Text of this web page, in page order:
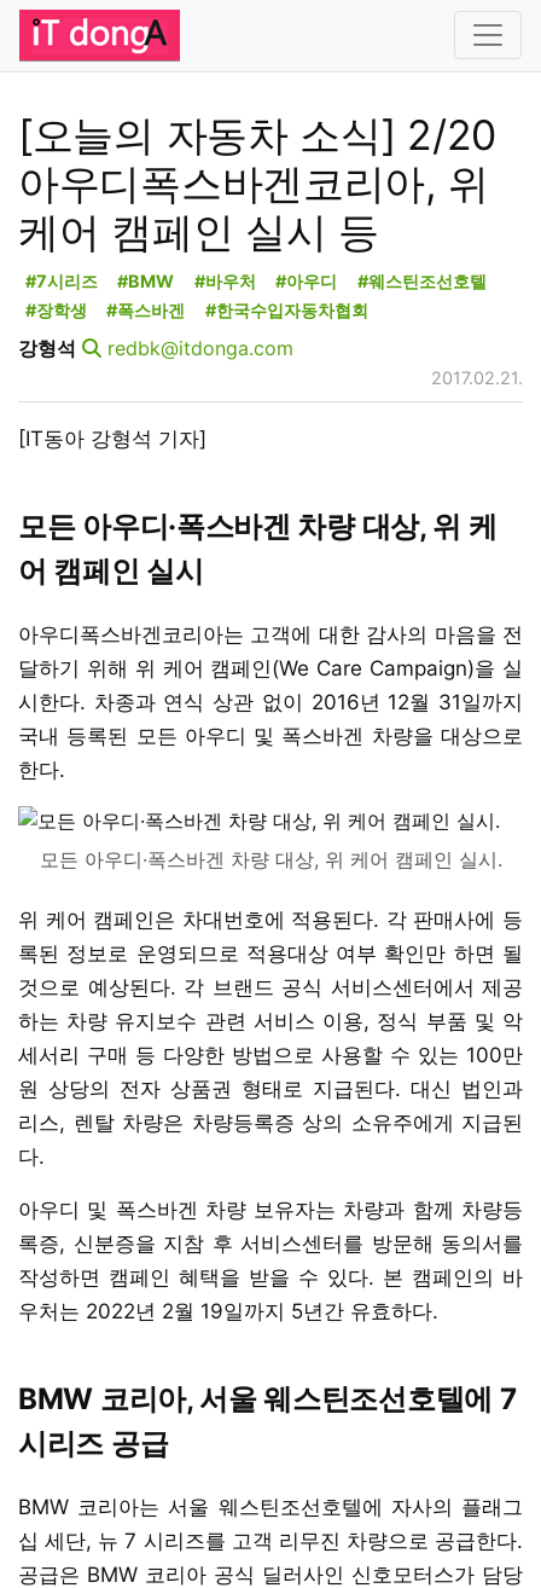
[오늘의 자동차 소식] 2/20
아우디폭스바겐코리아, 위
케어 캠페인 실시 등
#7시리즈 #BMW #바우처 #아우디
#웨스틴조선호텔
#장학생
#폭스바겐 #한국수입자동차협회
강형석 redbk@itdonga.com
2017.02.21.
[IT동아 강형석 기자]
모든 아우디·폭스바겐 차량 대상, 위 케
어 캠페인 실시
아우디폭스바겐코리아는 고객에 대한 감사의 마음을 전
달하기 위해 위 케어 캠페인(We Care Campaign)을 실
시한다. 차종과 연식 상관 없이 2016년 12월 31일까지
국내 등록된 모든 아우디 및 폭스바겐 차량을 대상으로
한다.
모든 아우디·폭스바겐 차량 대상, 위 케어 캠페인 실시.
위 케어 캠페인은 차대번호에 적용된다. 각 판매사에 등
록된 정보로 운영되므로 적용대상 여부 확인만 하면 될
것으로 예상된다. 각 브랜드 공식 서비스센터에서 제공
하는 차량 유지보수 관련 서비스 이용, 정식 부품 및 악
세서리 구매 등 다양한 방법으로 사용할 수 있는 100만
원 상당의 전자 상품권 형태로 지급된다. 대신 법인과
리스, 렌탈 차량은 차량등록증 상의 소유주에게 지급된
다.
아우디 및 폭스바겐 차량 보유자는 차량과 함께 차량등
록증, 신분증을 지참 후 서비스센터를 방문해 동의서를
작성하면 캠페인 혜택을 받을 수 있다. 본 캠페인의 바
우처는 2022년 2월 19일까지 5년간 유효하다.
BMW 코리아, 서울 웨스틴조선호텔에 7
시리즈 공급
BMW 코리아는 서울 웨스틴조선호텔에 자사의 플래그
십 세단, 뉴 7 시리즈를 고객 리무진 차량으로 공급한다.
공급은 BMW 코리아 공식 딜러사인 신호모터스가 담당